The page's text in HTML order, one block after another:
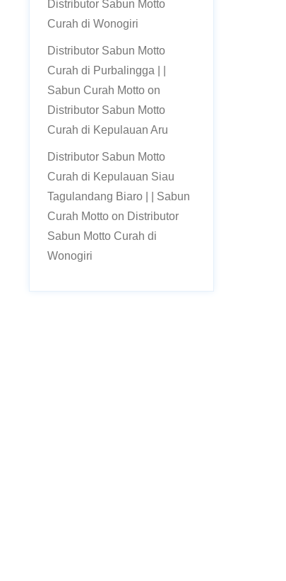
Distributor Sabun Motto
Curah di Wonogiri
Distributor Sabun Motto
Curah di Purbalingga | |
Sabun Curah Mottoon
Distributor Sabun Motto
Curah di Kepulauan Aru
Distributor Sabun Motto
Curah di Kepulauan Siau
Tagulandang Biaro | | Sabun
Curah Mottoon Distributor
Sabun Motto Curah di
Wonogiri